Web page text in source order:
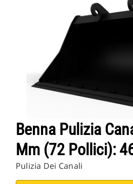
Benna Pulizia
Mm (72 Pollici):
Pulizia Dei Canali